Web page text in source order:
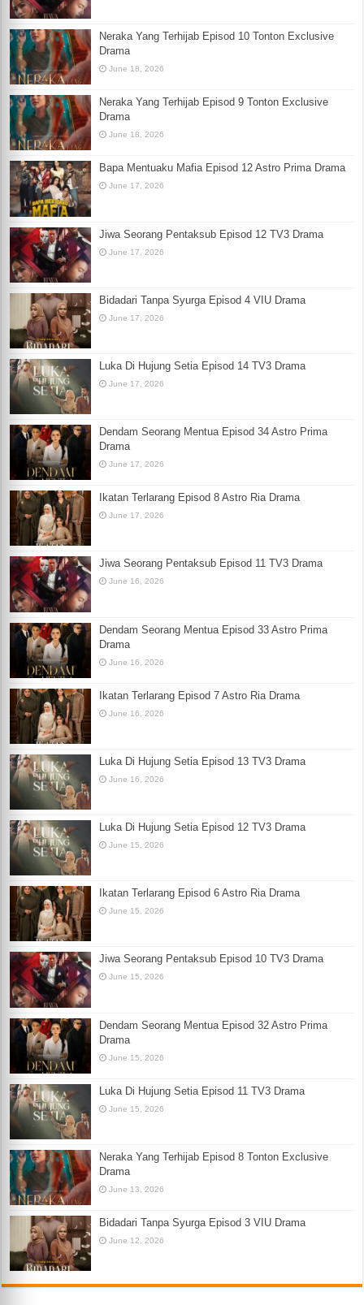
Neraka Yang Terhijab Episod 10 Tonton Exclusive
Drama
June 18, 2026
Neraka Yang Terhijab Episod 9 Tonton Exclusive
Drama
June 18, 2026
Bapa Mentuaku Mafia Episod 12 Astro Prima Drama
June 17, 2026
Jiwa Seorang Pentaksub Episod 12 TV3 Drama
June 17, 2026
Bidadari Tanpa Syurga Episod 4 VIU Drama
June 17, 2026
Luka Di Hujung Setia Episod 14 TV3 Drama
June 17, 2026
Dendam Seorang Mentua Episod 34 Astro Prima
Drama
June 17, 2026
Ikatan Terlarang Episod 8 Astro Ria Drama
June 17, 2026
Jiwa Seorang Pentaksub Episod 11 TV3 Drama
June 16, 2026
Dendam Seorang Mentua Episod 33 Astro Prima
Drama
June 16, 2026
Ikatan Terlarang Episod 7 Astro Ria Drama
June 16, 2026
Luka Di Hujung Setia Episod 13 TV3 Drama
June 16, 2026
Luka Di Hujung Setia Episod 12 TV3 Drama
June 15, 2026
Ikatan Terlarang Episod 6 Astro Ria Drama
June 15, 2026
Jiwa Seorang Pentaksub Episod 10 TV3 Drama
June 15, 2026
Dendam Seorang Mentua Episod 32 Astro Prima
Drama
June 15, 2026
Luka Di Hujung Setia Episod 11 TV3 Drama
June 15, 2026
Neraka Yang Terhijab Episod 8 Tonton Exclusive
Drama
June 13, 2026
Bidadari Tanpa Syurga Episod 3 VIU Drama
June 12, 2026